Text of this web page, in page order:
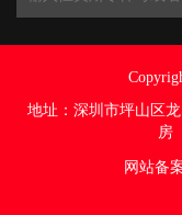
地址： 深圳市坪山区
房
网站备